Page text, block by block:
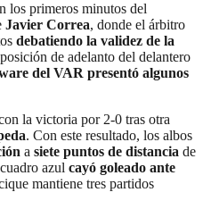
los primeros minutos del
Javier Correa, donde el árbitro
debatiendo la validez de la
de adelanto del delantero
del VAR presentó algunos
la victoria por 2-0 tras otra
. Con este resultado, los albos
a siete puntos de distancia de
azul cayó goleado ante
mantiene tres partidos